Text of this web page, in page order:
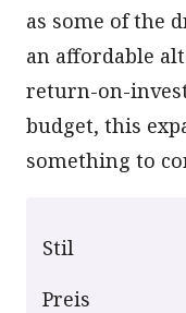
as some of the
an affordable
return-on-
budget, this
something to
Stil
Preis